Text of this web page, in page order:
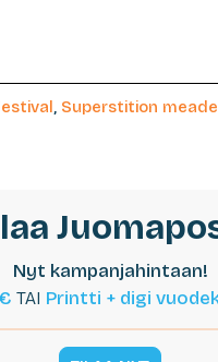
, Superstition
Nyt kampanjahintaan!
TAI Printti + digi